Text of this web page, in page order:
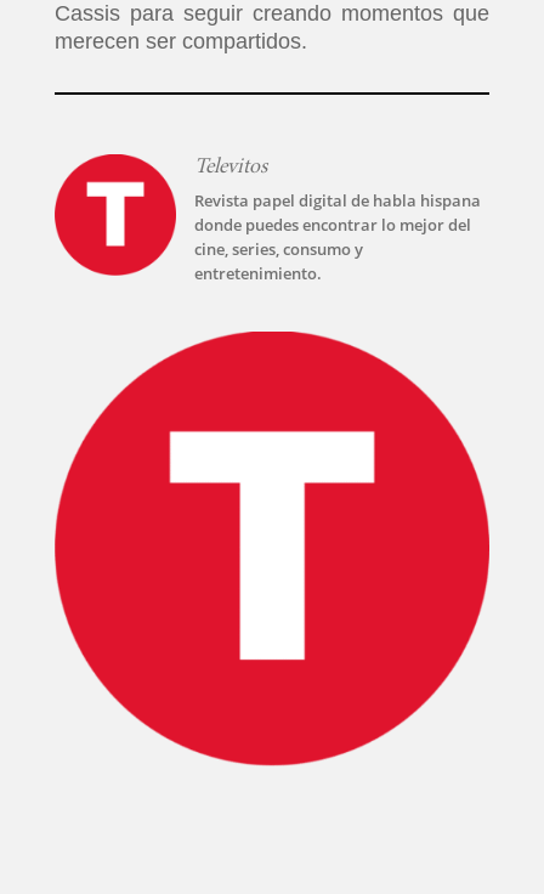
Cassis para seguir creando momentos que
merecen ser compartidos.
Televitos
Revista papel digital de habla hispana
donde puedes encontrar lo mejor del
cine, series, consumo y
entretenimiento.